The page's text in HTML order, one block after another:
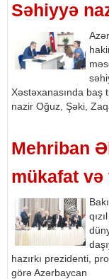
Səhiyyə
Xəstəxanasında baş
nazir Oğuz, Şəki,
Mehriban
mükafat
hazırkı prezidenti,
görə Azərbaycan